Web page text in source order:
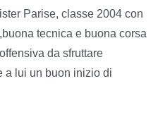
Parise, classe 2004 con
tecnica e buona corsa
da sfruttare
a lui un buon inizio di